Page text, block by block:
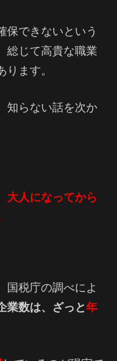
保できないという
総じて高貴な職業
ます。
知らない話を次か
大人になってから
国税庁の調べによ
業数は、ざっと年